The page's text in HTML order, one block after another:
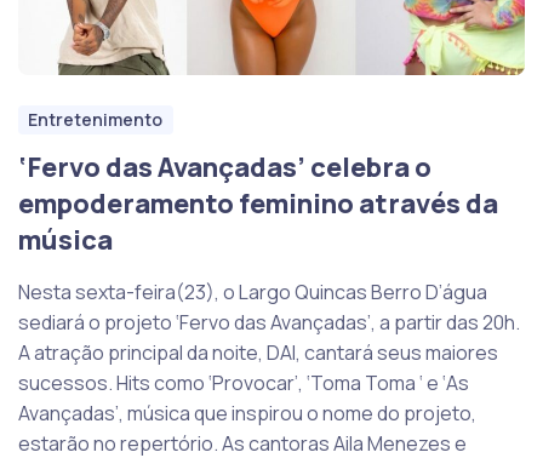
Entretenimento
‘Fervo das Avançadas’ celebra o
empoderamento feminino através da
música
Nesta sexta-feira(23), o Largo Quincas Berro D’água
sediará o projeto ‘Fervo das Avançadas’, a partir das 20h.
A atração principal da noite, DAI, cantará seus maiores
sucessos. Hits como ‘Provocar’, ‘Toma Toma ‘ e ‘As
Avançadas’, música que inspirou o nome do projeto,
estarão no repertório. As cantoras Aila Menezes e